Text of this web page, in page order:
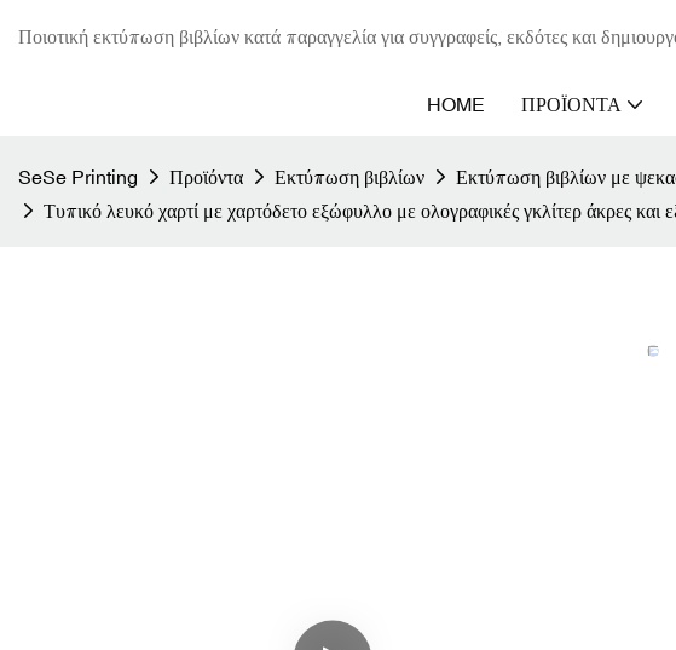
Ποιοτική εκτύπωση βιβλίων κατά παραγγελία για συγγραφείς, εκδότες και
HOME ΠΡΟΪΌΝΤΑ
SeSe Printing Προϊόντα Εκτύπωση βιβλίων
Εκτύπωση βιβλίων με
Τυπικό λευκό χαρτί με χαρτόδετο εξώφυλλο με ολογραφικές γκλίτερ άκρες